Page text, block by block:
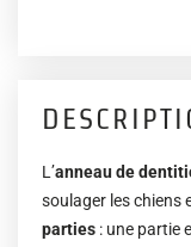
L’anneau de
soulager les chiens
parties : une partie